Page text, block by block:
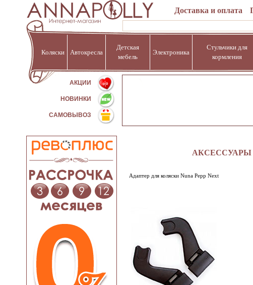
Доставка и оплата
Коляски Автокресла
Детская
мебель
Электроника
Стульчики для
кормления
АКЦИИ %
НОВИНКИ
САМОВЫВОЗ
АКСЕССУАРЫ
Адаптер для коляски Nuna Pepp Next